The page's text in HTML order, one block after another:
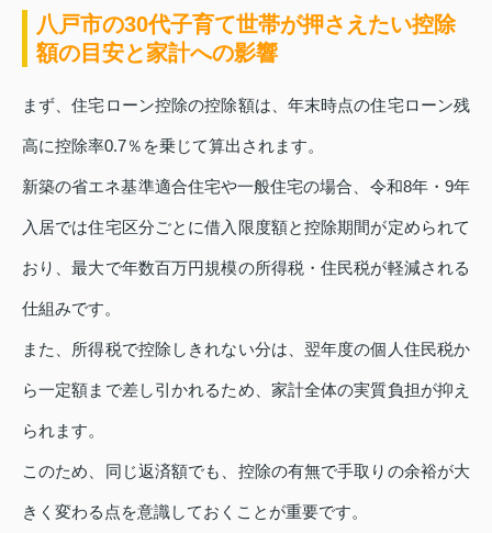
八戸市の30代子育て世帯が押さえたい控除
額の目安と家計への影響
まず、住宅ローン控除の控除額は、年末時点の住宅ローン残
高に控除率0.7％を乗じて算出されます。
新築の省エネ基準適合住宅や一般住宅の場合、令和8年・9年
入居では住宅区分ごとに借入限度額と控除期間が定められて
おり、最大で年数百万円規模の所得税・住民税が軽減される
仕組みです。
また、所得税で控除しきれない分は、翌年度の個人住民税か
ら一定額まで差し引かれるため、家計全体の実質負担が抑え
られます。
このため、同じ返済額でも、控除の有無で手取りの余裕が大
きく変わる点を意識しておくことが重要です。